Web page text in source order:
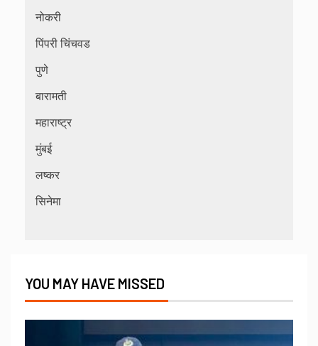
नोकरी
पिंपरी चिंचवड
पुणे
बारामती
महाराष्ट्र
मुंबई
लष्कर
सिनेमा
YOU MAY HAVE MISSED